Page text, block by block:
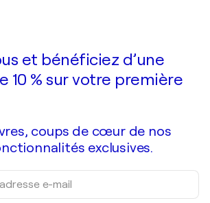
et bénéficiez d’une
10 % sur votre première
coups de cœur de nos
exclusives.